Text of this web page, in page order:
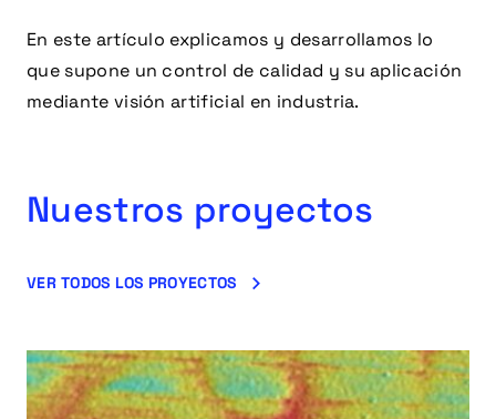
En este artículo explicamos y desarrollamos lo
que supone un control de calidad y su aplicación
mediante visión artificial en industria.
Nuestros proyectos
VER TODOS LOS PROYECTOS